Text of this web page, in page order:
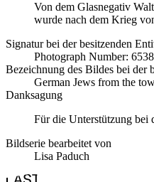
Von dem Glasnegativ
wurde nach dem Krieg
Signatur bei der besitzenden
Photograph Number:
Bezeichnung des Bildes bei der
German Jews from the
Danksagung
Für die Unterstützung bei
Bildserie bearbeitet von
Lisa Paduch